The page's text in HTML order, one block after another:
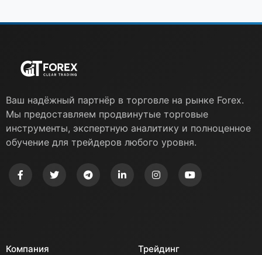
Ваш надёжный партнёр в торговле на рынке Forex.
Мы предоставляем продвинутые торговые
инструменты, экспертную аналитику и полноценное
обучение для трейдеров любого уровня.
Компания Трейдинг